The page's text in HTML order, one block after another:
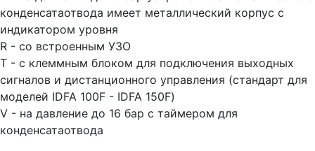
конденсатаотвода имеет металлический корпус с
индикатором уровня
R - со встроенным УЗО
T - с клеммным блоком для подключения выходных
сигналов и дистанционного управления (стандарт для
моделей IDFA 100F - IDFA 150F)
V - на давление до 16 бар с таймером для
конденсатаотвода